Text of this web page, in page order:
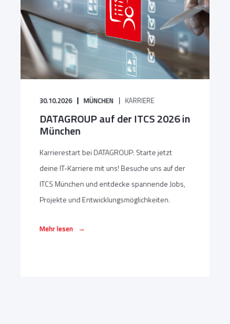
30.10.2026 MÜNCHEN KARRIERE
DATAGROUP auf der ITCS 2026 in
München
Karrierestart bei DATAGROUP: Starte jetzt
deine IT-Karriere mit uns! Besuche uns auf der
ITCS München und entdecke spannende Jobs,
Projekte und Entwicklungsmöglichkeiten.
Mehr lesen →